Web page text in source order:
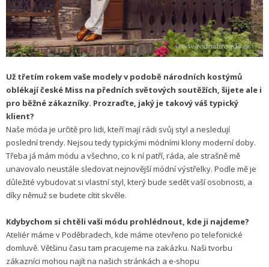
Už třetím rokem vaše modely v podobě národních kostýmů
oblékají české Miss na předních světových soutěžích, šijete ale i
pro běžné zákazníky. Prozraďte, jaký je takový váš typický
klient?
Naše móda je určitě pro lidi, kteří mají rádi svůj styl a nesledují
poslední trendy. Nejsou tedy typickými módními klony moderní doby.
Třeba já mám módu a všechno, co k ní patří, ráda, ale strašně mě
unavovalo neustále sledovat nejnovější módní výstřelky. Podle mě je
důležité vybudovat si vlastní styl, který bude sedět vaší osobnosti, a
díky němuž se budete cítit skvěle.
Kdybychom si chtěli vaši módu prohlédnout, kde ji najdeme?
Ateliér máme v Poděbradech, kde máme otevřeno po telefonické
domluvě. Většinu času tam pracujeme na zakázku. Naši tvorbu
zákazníci mohou najít na našich stránkách a e-shopu